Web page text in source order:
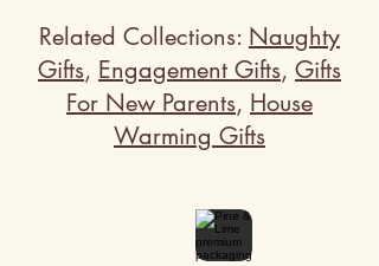
Related Collections: Naughty
Gifts, Engagement Gifts, Gifts
For New Parents, House
Warming Gifts